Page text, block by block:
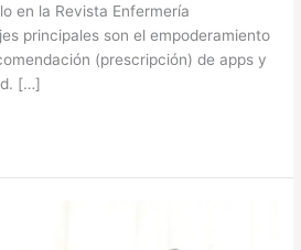
en la Revista Enfermería
principales son el empoderamiento
(prescripción) de apps y
[…]